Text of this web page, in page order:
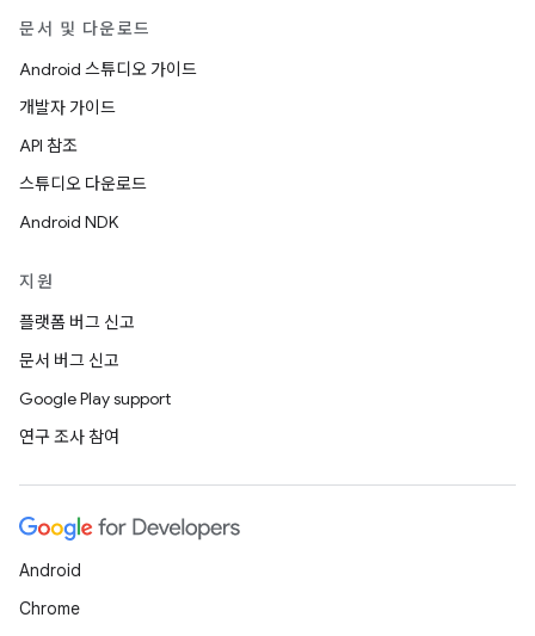
문서 및 다운로드
Android 스튜디오 가이드
개발자 가이드
API 참조
스튜디오 다운로드
Android NDK
지원
플랫폼 버그 신고
문서 버그 신고
Google Play support
연구 조사 참여
Android
Chrome